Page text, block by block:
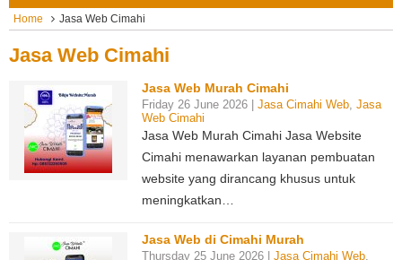
Home Jasa Web Cimahi
Jasa Web Cimahi
Jasa Web Murah Cimahi
Friday 26 June 2026 | Jasa Cimahi Web, Jasa
Web Cimahi
Jasa Web Murah Cimahi Jasa Website
Cimahi menawarkan layanan pembuatan
website yang dirancang khusus untuk
meningkatkan…
Jasa Web di Cimahi Murah
Thursday 25 June 2026 | Jasa Cimahi Web,